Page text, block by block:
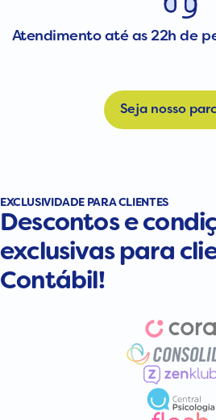
Atendimento até as 22h de
Seja nosso
EXCLUSIVIDADE PARA CLIENTES
Descontose
exclusivaspara
Contábil!